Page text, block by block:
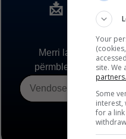
Your
site. We
partners.
Some
interest,
for a